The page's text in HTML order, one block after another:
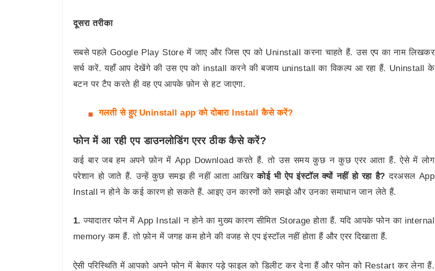
दूसरा तरीका
सबसे पहले Google Play Store में जाए और जिस एप को Uninstall करना चाहते हैं. उस एप का नाम लिखकर
सर्च करें. यहाँ आप देखेंगे की उस एप को install करने की बजाय uninstall का विकल्प आ रहा हैं. Uninstall के
बटन पर टैप करते ही वह एप आपके फ़ोन से हट जाएगा.
गलती से हुए Uninstall app को दोबारा Install कैसे करें?
फोन में आ रही एप डाउनलोडिंग एरर ठीक कैसे करें?
कई बार जब हम अपने फ़ोन में App Download करते हैं. तो उस समय कुछ न कुछ एरर आता हैं. ऐसे में लोग
परेशान हो जाते हैं. उन्हें कुछ समझ ही नहीं आता आखिरकोई भी ऐप इंस्टॉल क्यों नहीं हो रहा है? दरअसल App
Install न होने के कई कारण हो सकते हैं. आइए उन कारणों को समझे और उनका समाधान जान लेते हैं.
1. ज्यादातर फोन में App Install न होने का मुख्य कारण सीमित Storage होता हैं. यदि आपके फोन का internal
memory कम हैं. तो फ़ोन में जगह कम होने की वजह से एप इंस्टॉल नहीं होता हैं और एरर दिखाता हैं.
ऐसी परिस्थिति में आपको अपने फोन में बेकार पड़े फाइल को डिलीट कर देना हैं और फोन को Restart कर लेना हैं.